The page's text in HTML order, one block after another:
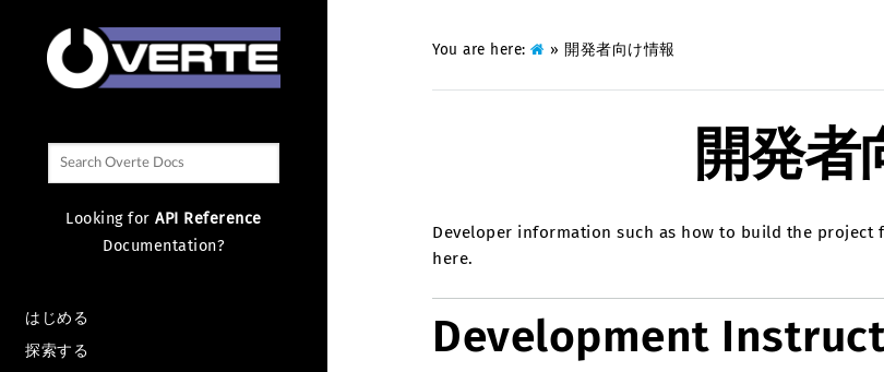
Looking forAPI Reference
Documentation?
はじめる
探索する
You are here: » 開発者向け情報
開発者
Developer information such as how to build the project
here.
Development